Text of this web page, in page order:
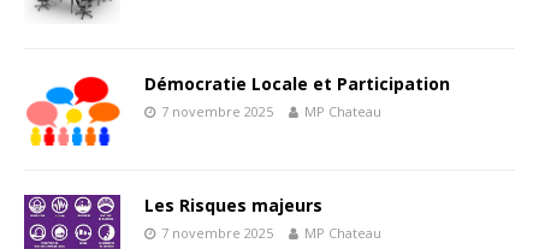
Démocratie Locale et Participation
7 novembre 2025 MP Chateau
Les Risques majeurs
7 novembre 2025 MP Chateau